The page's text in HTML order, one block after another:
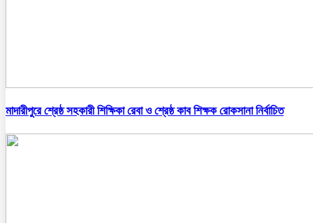
মাদারীপুরে শ্রেষ্ঠ সহকারী শিক্ষিকা রেবা ও শ্রেষ্ঠ কাব শিক্ষক রোকসানা নির্বাচিত